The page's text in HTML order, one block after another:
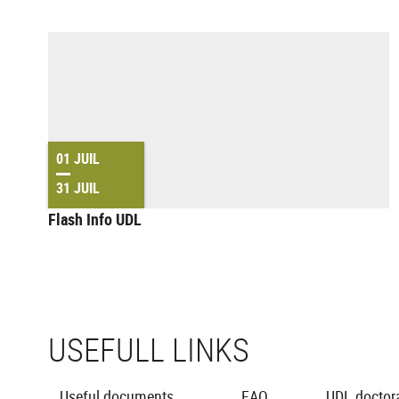
01 JUIL
31 JUIL
Flash Info UDL
USEFULL LINKS